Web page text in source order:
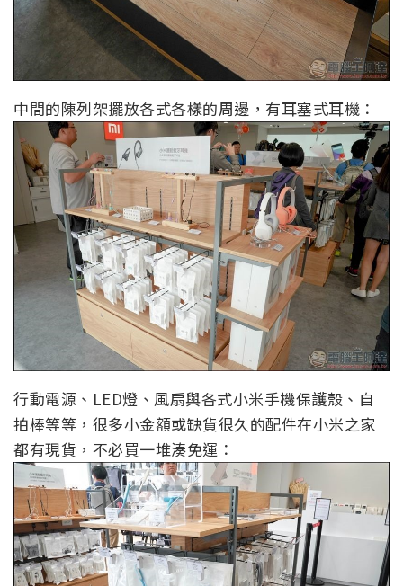
中間的陳列架擺放各式各樣的周邊，有耳塞式耳機：
行動電源、LED燈、風扇與各式小米手機保護殼、自
拍棒等等，很多小金額或缺貨很久的配件在小米之家
都有現貨，不必買一堆湊免運：